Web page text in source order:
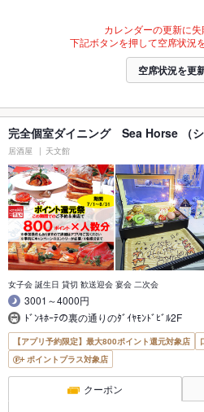
カレンダーの更新に失
下記ボタンを押して空席状況
空席状況を更
完全個室ダイニング Sea Horse （シ
居酒屋 天文館
女子会 誕生日 貸切 歓送迎会 宴会 二次会
3001～4000円
ﾄﾞﾝｷﾎｰﾃの裏の通りのﾀﾞｲﾔﾓﾝﾄﾞﾋﾞﾙ2F
【アプリ予約限定】最大800ポイント還元対象店
ポイントプラス対象店
クーポン